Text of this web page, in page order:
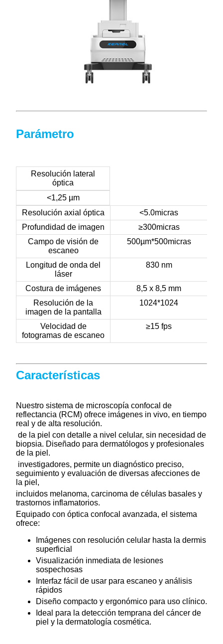
Parámetro
Resolución lateral
óptica
<1,25 µm
Resolución axial óptica
<5.0micras
Profundidad de imagen
≥300micras
Campo de visión de
escaneo
500µm*500micras
Longitud de onda del
láser
830 nm
Costura de imágenes
8,5 x 8,5 mm
Resolución de la
imagen de la pantalla
1024*1024
Velocidad de
fotogramas de escaneo
≥15 fps
Características
Nuestro sistema de microscopía confocal de
reflectancia (RCM) ofrece imágenes in vivo, en tiempo
real y de alta resolución.
de la piel con detalle a nivel celular, sin necesidad de
biopsia. Diseñado para dermatólogos y profesionales
de la piel.
investigadores, permite un diagnóstico preciso,
seguimiento y evaluación de diversas afecciones de
la piel,
incluidos melanoma, carcinoma de células basales y
trastornos inflamatorios.
Equipado con óptica confocal avanzada, el sistema
ofrece:
Imágenes con resolución celular hasta la dermis
superficial
Visualización inmediata de lesiones
sospechosas
Interfaz fácil de usar para escaneo y análisis
rápidos
Diseño compacto y ergonómico para uso clínico.
Ideal para la detección temprana del cáncer de
piel y la dermatología cosmética.